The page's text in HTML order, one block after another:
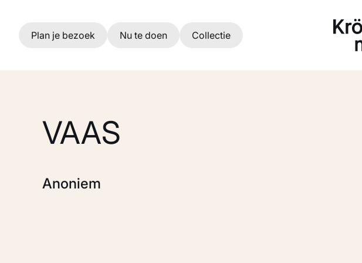
Ga naar hoofdinhoud
Plan je bezoek Nu te doen Collectie
VAAS
Anoniem